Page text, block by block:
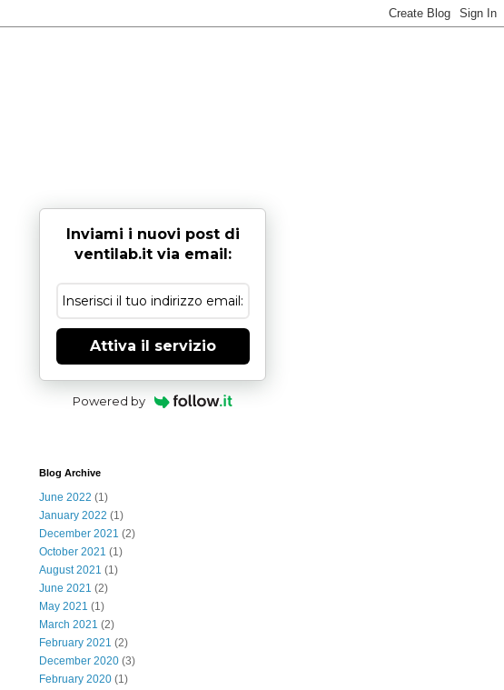
Inviami i nuovi post di
ventilab.it via email:
Attiva il servizio
Powered by
Blog Archive
June 2022 (1)
January 2022 (1)
December 2021 (2)
October 2021 (1)
August 2021 (1)
June 2021 (2)
May 2021 (1)
March 2021 (2)
February 2021 (2)
December 2020 (3)
February 2020 (1)